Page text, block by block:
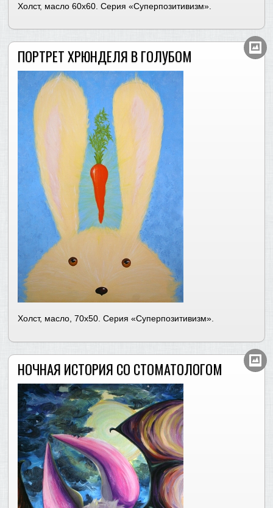
Холст, масло 60х60. Серия «Суперпозитивизм».
ПОРТРЕТ ХРЮНДЕЛЯ В ГОЛУБОМ
Холст, масло, 70х50. Серия «Суперпозитивизм».
НОЧНАЯ ИСТОРИЯ СО СТОМАТОЛОГОМ